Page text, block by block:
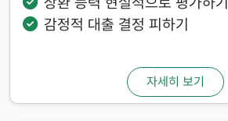
상환 능력 현실적으로 평가하기
감정적 대출 결정 피하기
자세히 보기